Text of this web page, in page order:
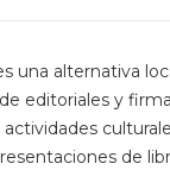
una alternativa
editoriales y
de